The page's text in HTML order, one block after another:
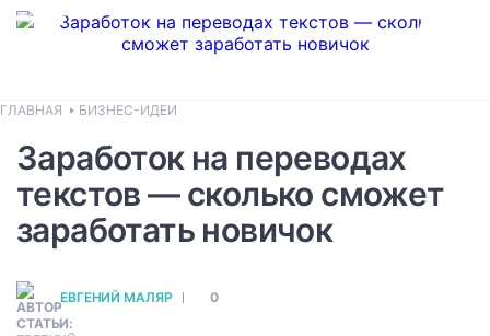
ГЛАВНАЯ БИЗНЕС-ИДЕИ
Заработок на переводах
текстов — сколько сможет
заработать новичок
ЕВГЕНИЙ МАЛЯР 0
Сайты для заработка и
рекомендации
сайтов для заработка переводчикам.
Узнайте расценки и требования к